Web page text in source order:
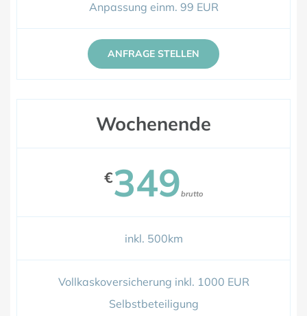
Anpassung einm. 99 EUR
ANFRAGE STELLEN
Wochenende
€349brutto
inkl. 500km
Vollkaskoversicherung inkl. 1000 EUR
Selbstbeteiligung